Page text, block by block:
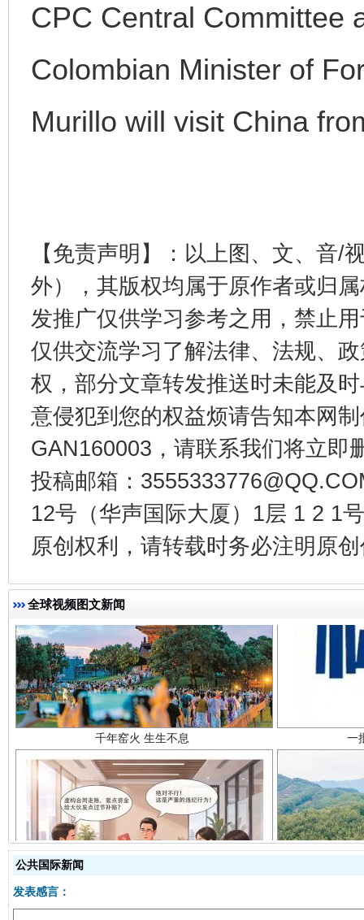
CPC Central Committee
Colombian Minister of
Murillo will visit China
【免责声明】：以上图、文、音/
外），其版权均属于原作者或归
发推广仅供学习参考之用，禁止
仅供交流学习了解法律、法规、
权，部分文章转发推送时未能及
意侵犯到您的权益烦请告知本网
GAN160003，请联系我们将立即
投稿邮箱：
12号（华声国际大厦）1层 1 2 1
原创权利，请转载时务必注明原
全球视频图文新闻
千年窑火 生生不息
揭开“小金库”的免责幌子
公共国际新闻
发表感言：